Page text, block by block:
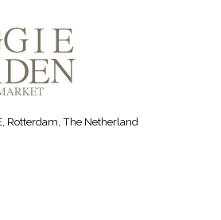
Rotterdam, The Netherland